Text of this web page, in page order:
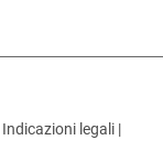
Indicazioni legali|